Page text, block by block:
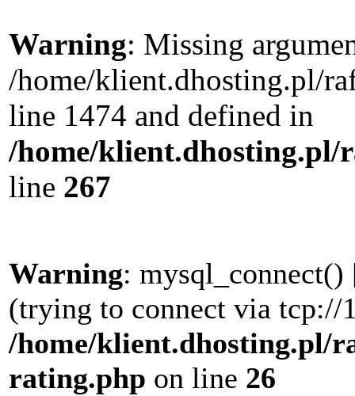
Warning: Missing
/home/klient.dhosting.pl/
line 1474 and defined in
/home/klient.dhosting.pl/
line 267
Warning: mysql_connect()
(trying to connect via
/home/klient.dhosting.pl/
rating.php on line 26